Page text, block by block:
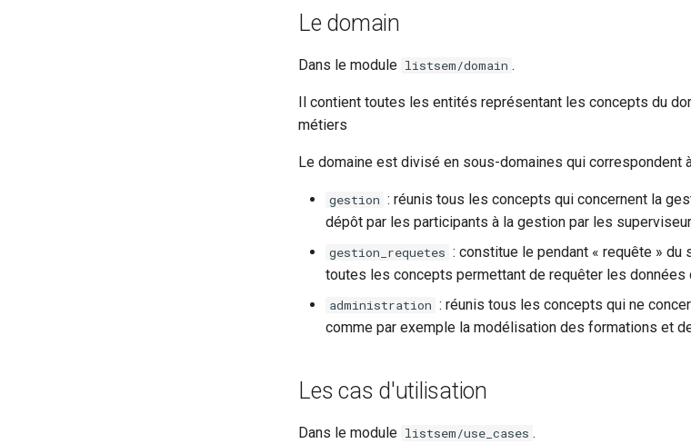
Le domain
Dans le module listsem/domain .
Il contient toutes les entités représentant les concepts du
métiers
Le domaine est divisé en sous-domaines qui correspondent
gestion : réunis tous les concepts qui concernent la
dépôt par les participants à la gestion par les
gestion_requetes : constitue le pendant « requête »
toutes les concepts permettant de requêter les données
administration : réunis tous les concepts qui ne
comme par exemple la modélisation des formations et
Les cas d'utilisation
Dans le module listsem/use_cases .